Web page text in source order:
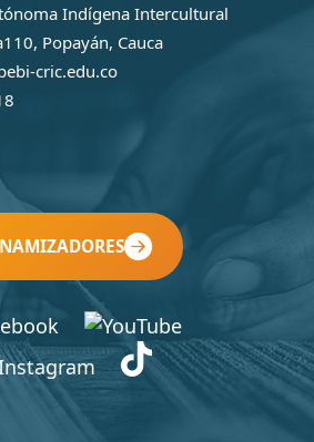
Indígena Intercultural
Popayán, Cauca
cric.edu.co